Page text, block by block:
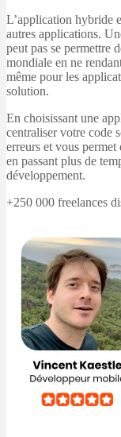
L’application hybride
autres applications.
peut pas se permettre
mondiale en ne
même pour les
solution.
En choisissant une
centraliser votre code
erreurs et vous
en passant plus de
développement.
+250 000 freelances